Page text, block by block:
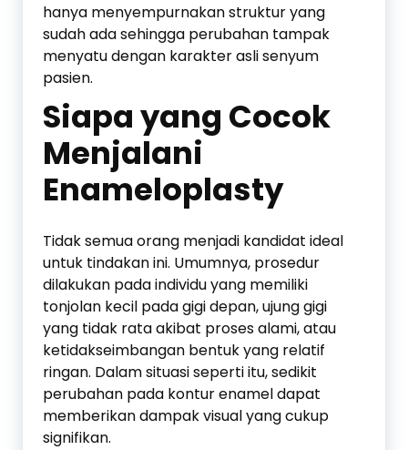
hanya menyempurnakan struktur yang
sudah ada sehingga perubahan tampak
menyatu dengan karakter asli senyum
pasien.
Siapa yang Cocok
Menjalani
Enameloplasty
Tidak semua orang menjadi kandidat ideal
untuk tindakan ini. Umumnya, prosedur
dilakukan pada individu yang memiliki
tonjolan kecil pada gigi depan, ujung gigi
yang tidak rata akibat proses alami, atau
ketidakseimbangan bentuk yang relatif
ringan. Dalam situasi seperti itu, sedikit
perubahan pada kontur enamel dapat
memberikan dampak visual yang cukup
signifikan.